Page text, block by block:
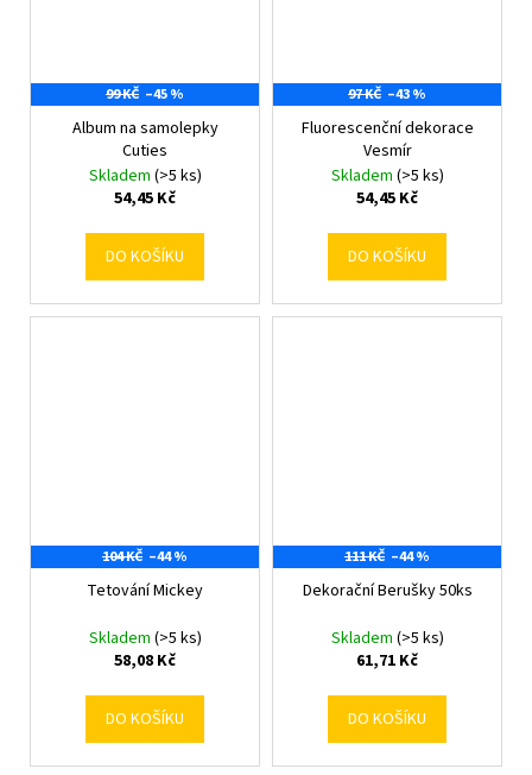
99 KČ –45 %
Album na samolepky
Cuties
Skladem (>5 ks)
54,45 Kč
DO KOŠÍKU
97 KČ –43 %
Fluorescenční dekorace
Vesmír
Skladem (>5 ks)
54,45 Kč
DO KOŠÍKU
104 KČ –44 %
Tetování Mickey
Skladem (>5 ks)
58,08 Kč
DO KOŠÍKU
111 KČ –44 %
Dekorační Berušky 50ks
Skladem (>5 ks)
61,71 Kč
DO KOŠÍKU